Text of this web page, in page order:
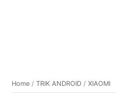
Home /TRIK ANDROID /XIAOMI